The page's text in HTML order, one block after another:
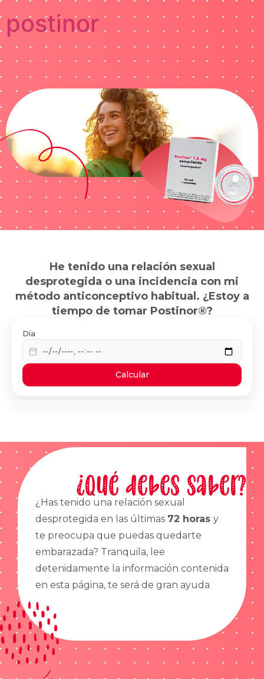
postinor
He tenido una relación sexual
desprotegida o una incidencia con mi
método anticonceptivo habitual. ¿Estoy a
tiempo de tomar Postinor®?
Día
Calcular
¿Qué debes saber?
¿Has tenido una relación sexual
desprotegida en las últimas 72 horas y
te preocupa que puedas quedarte
embarazada? Tranquila, lee
detenidamente la información contenida
en esta página, te será de gran ayuda